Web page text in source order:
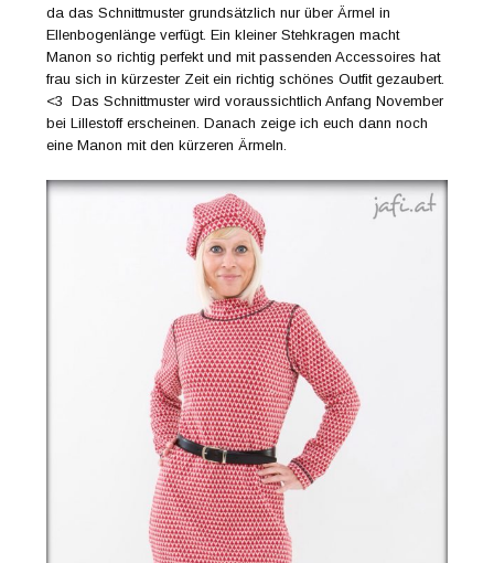
da das Schnittmuster grundsätzlich nur über Ärmel in
Ellenbogenlänge verfügt. Ein kleiner Stehkragen macht
Manon so richtig perfekt und mit passenden Accessoires hat
frau sich in kürzester Zeit ein richtig schönes Outfit gezaubert.
<3 Das Schnittmuster wird voraussichtlich Anfang November
bei Lillestoff erscheinen. Danach zeige ich euch dann noch
eine Manon mit den kürzeren Ärmeln.